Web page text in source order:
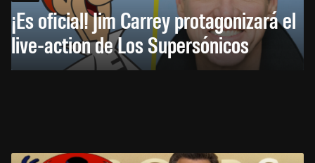
¡Es oficial! Jim Carrey protagonizará el
live-action de Los Supersónicos